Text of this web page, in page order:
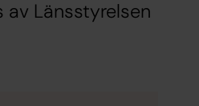
Länsstyrelsen